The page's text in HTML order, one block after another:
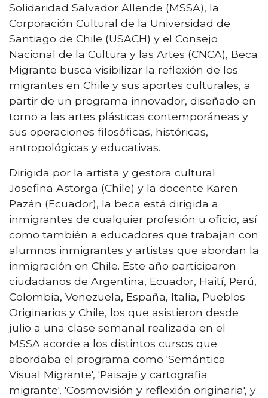
Solidaridad Salvador Allende (MSSA), la
Corporación Cultural de la Universidad de
Santiago de Chile (USACH) y el Consejo
Nacional de la Cultura y las Artes (CNCA), Beca
Migrante busca visibilizar la reflexión de los
migrantes en Chile y sus aportes culturales, a
partir de un programa innovador, diseñado en
torno a las artes plásticas contemporáneas y
sus operaciones filosóficas, históricas,
antropológicas y educativas.
Dirigida por la artista y gestora cultural
Josefina Astorga (Chile) y la docente Karen
Pazán (Ecuador), la beca está dirigida a
inmigrantes de cualquier profesión u oficio, así
como también a educadores que trabajan con
alumnos inmigrantes y artistas que abordan la
inmigración en Chile. Este año participaron
ciudadanos de Argentina, Ecuador, Haití, Perú,
Colombia, Venezuela, España, Italia, Pueblos
Originarios y Chile, los que asistieron desde
julio a una clase semanal realizada en el
MSSA acorde a los distintos cursos que
abordaba el programa como 'Semántica
Visual Migrante', 'Paisaje y cartografía
migrante', 'Cosmovisión y reflexión originaria', y